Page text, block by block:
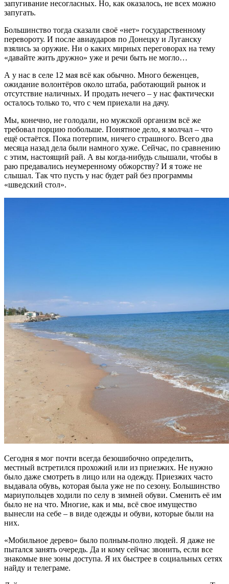
запугивание несогласных. Но, как оказалось, не всех можно
запугать.
Большинство тогда сказали своё «нет» государственному
перевороту. И после авиаударов по Донецку и Луганску
взялись за оружие. Ни о каких мирных переговорах на тему
«давайте жить дружно» уже и речи быть не могло…
А у нас в селе 12 мая всё как обычно. Много беженцев,
ожидание волонтёров около штаба, работающий рынок и
отсутствие наличных. И продать нечего – у нас фактически
осталось только то, что с чем приехали на дачу.
Мы, конечно, не голодали, но мужской организм всё же
требовал порцию побольше. Понятное дело, я молчал – что
ещё остаётся. Пока потерпим, ничего страшного. Всего два
месяца назад дела были намного хуже. Сейчас, по сравнению
с этим, настоящий рай. А вы когда-нибудь слышали, чтобы в
раю предавались неумеренному обжорству? И я тоже не
слышал. Так что пусть у нас будет рай без программы
«шведский стол».
Сегодня я мог почти всегда безошибочно определить,
местный встретился прохожий или из приезжих. Не нужно
было даже смотреть в лицо или на одежду. Приезжих часто
выдавала обувь, которая была уже не по сезону. Большинство
мариупольцев ходили по селу в зимней обуви. Сменить её им
было не на что. Многие, как и мы, всё свое имущество
вынесли на себе – в виде одежды и обуви, которые были на
них.
«Мобильное дерево» было полным-полно людей. Я даже не
пытался занять очередь. Да и кому сейчас звонить, если все
знакомые вне зоны доступа. Я их быстрее в социальных сетях
найду и телеграме.